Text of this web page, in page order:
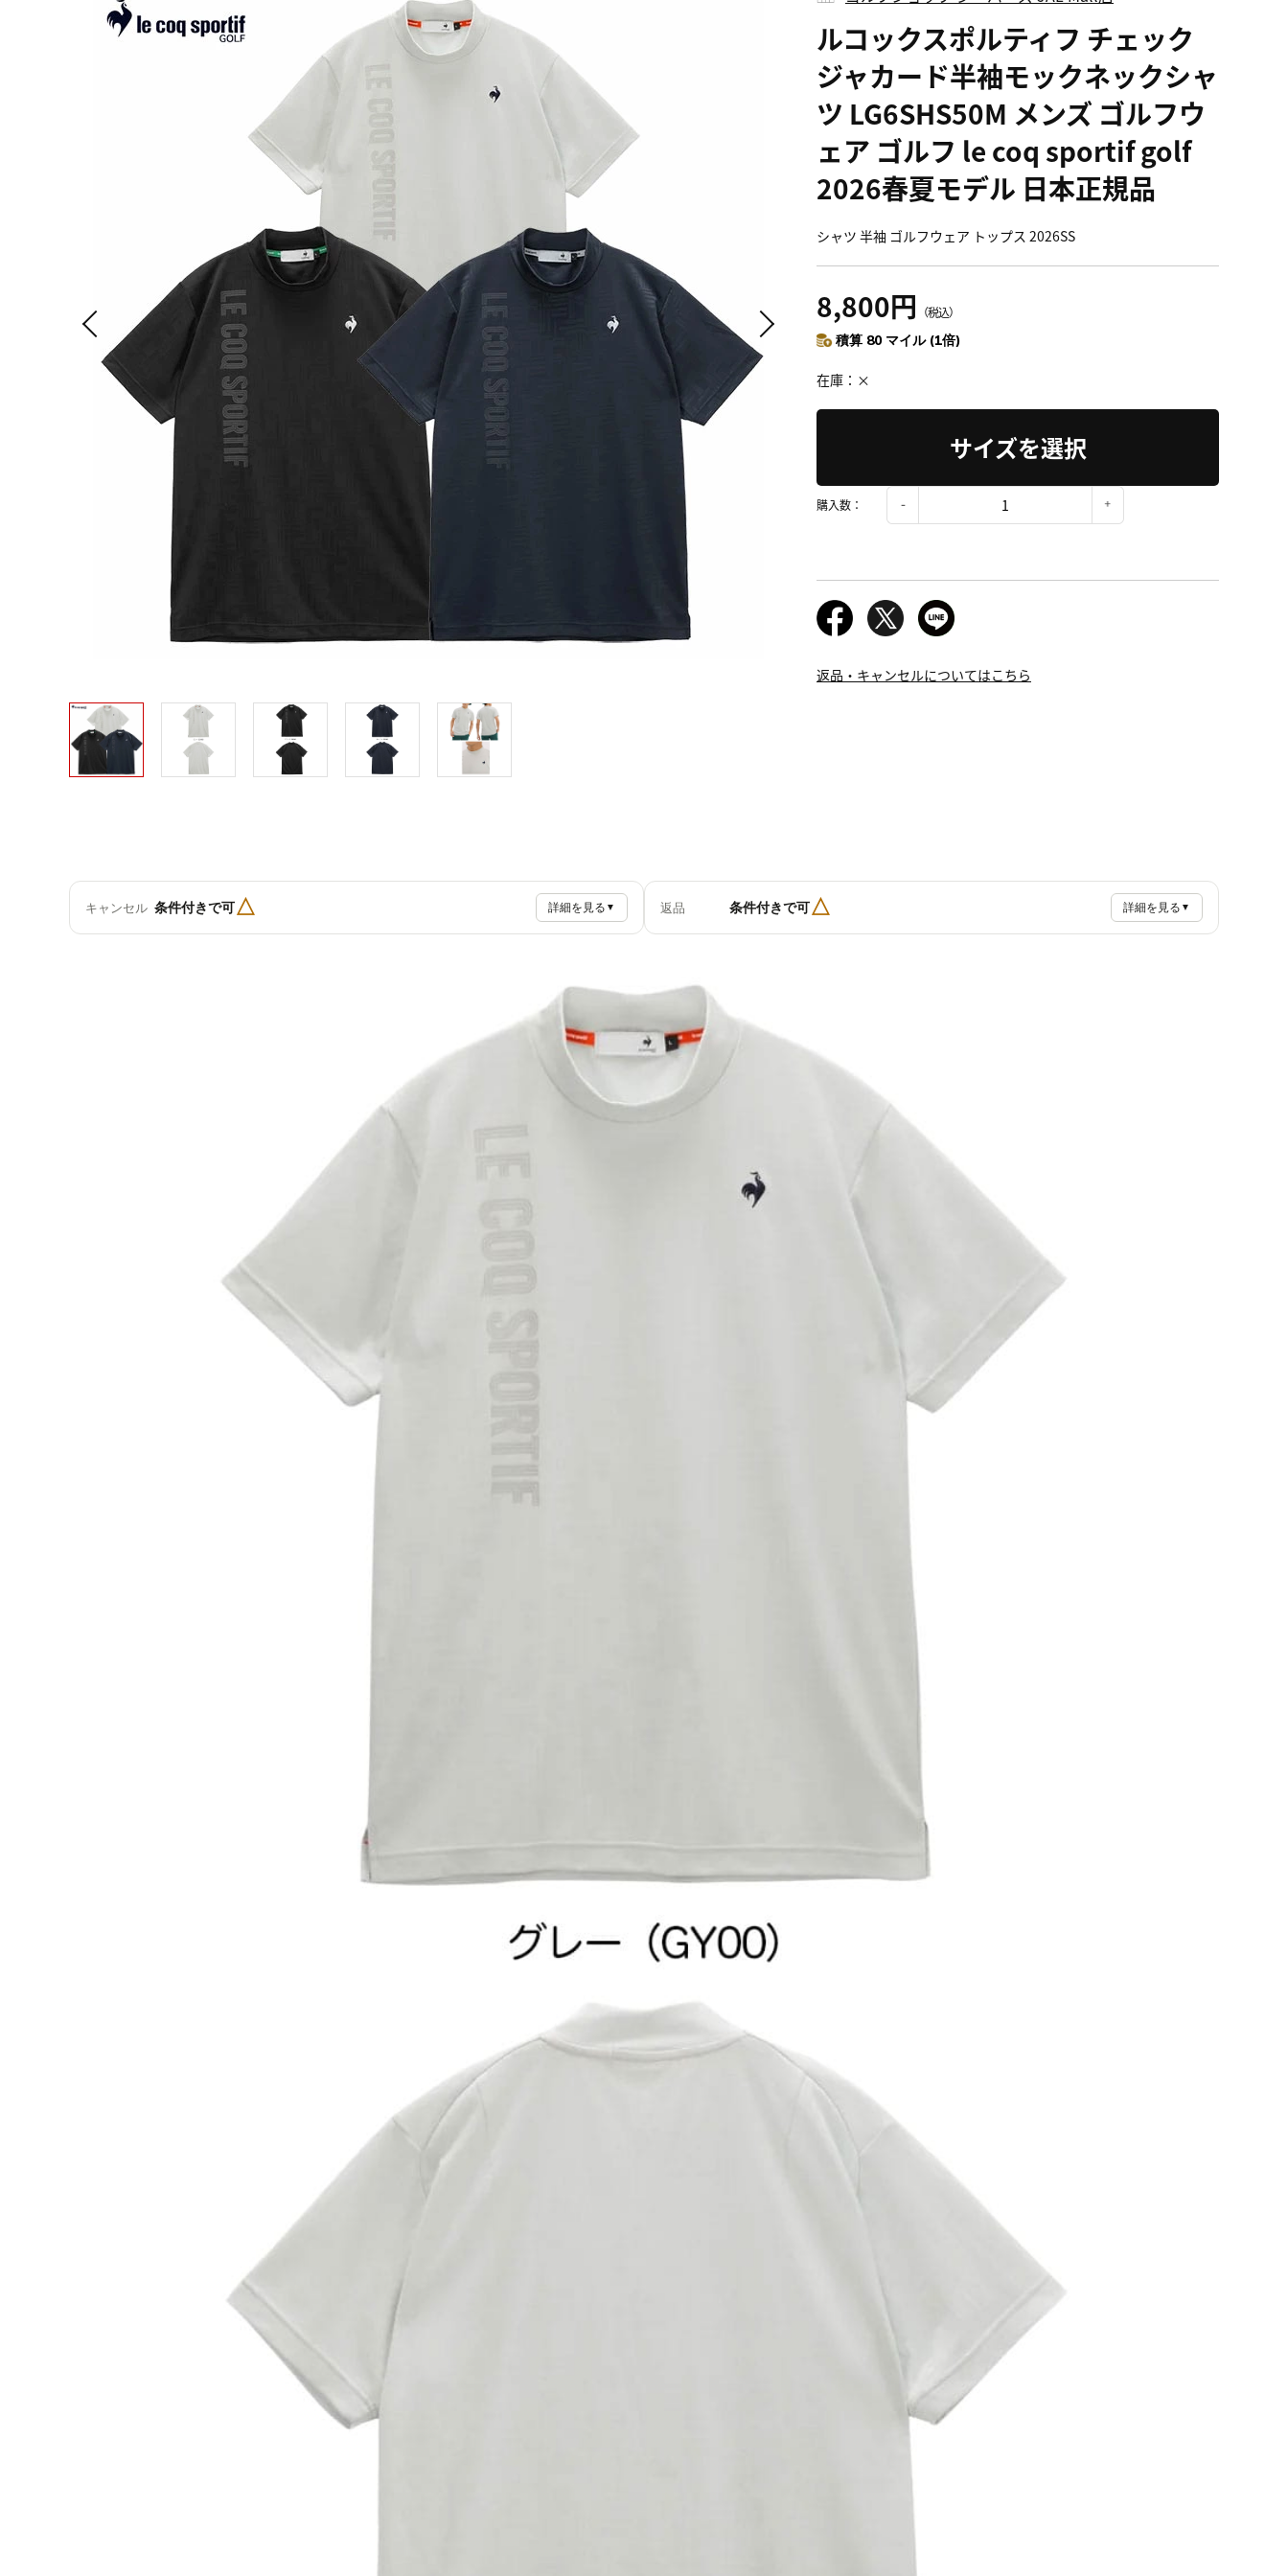
ルコックスポルティフ チェック
ジャカード半袖モックネックシャ
ツ LG6SHS50M メンズ ゴルフウ
ェア ゴルフ le coq sportif golf
2026春夏モデル 日本正規品
シャツ 半袖 ゴルフウェア トップス 2026SS
8,800円 （税込）
積算 80 マイル (1倍)
在庫 ×
サイズを選択
購入数：
返品・キャンセルについてはこちら
キャンセル 条件付きで可△ 詳細を見る ▼ 返品 条件付きで可△ 詳細を見る ▼